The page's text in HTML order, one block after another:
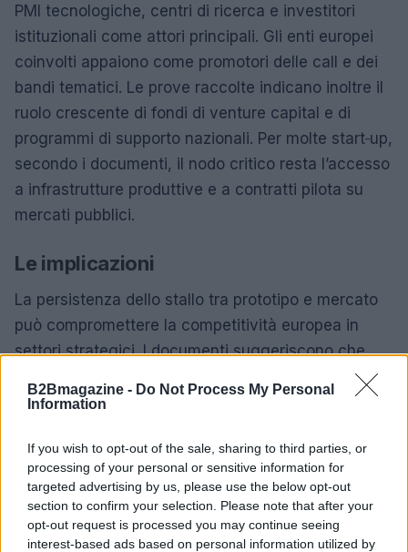
B2Bmagazine - Do Not Process My Personal
Information
If you wish to opt-out of the sale, sharing to third parties, or
processing of your personal or sensitive information for
targeted advertising by us, please use the below opt-out
section to confirm your selection. Please note that after your
opt-out request is processed you may continue seeing
interest-based ads based on personal information utilized by
PMI tecnologiche, centri di ricerca e investitori
istituzionali come attori principali. Gli enti europei
coinvolti appaiono come promotori delle call e dei
bandi tematici. Le prove raccolte indicano inoltre il
ruolo crescente di fondi di venture capital e di
programmi di supporto nazionali. Per molte start‑up,
secondo i documenti, il nodo critico resta l’accesso
a infrastrutture produttive e a contratti pilota su
mercati pubblici.
Le implicazioni
La persistenza dello stallo tra prototipo e mercato
può compromettere la competitività europea in
settori strategici. I documenti suggeriscono che
verranno persi investimenti in ricerca e brevetti. Le
sovranità digitalese non si favorisce l’adozione di
stack cloud e software aperto interoperabile.
Inoltre, la mancanza di scala commerciale limita la
creazione di catene del valore europee integrate.